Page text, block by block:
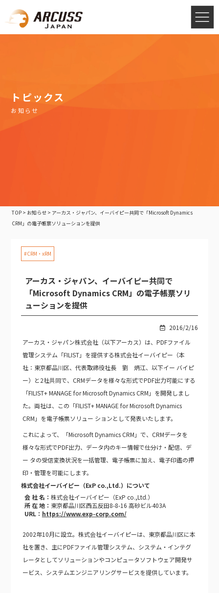
トピックス
お知らせ
TOP > お知らせ > アーカス・ジャパン、イーバイピー共同で「Microsoft Dynamics
CRM」の電子帳票ソリューションを提供
#CRM・xRM
アーカス・ジャパン、イーバイピー共同で
「Microsoft Dynamics CRM」の電子帳票ソリ
ューションを提供
2016/2/16
アーカス・ジャパン株式会社（以下アーカス）は、PDFファイル
管理システム「FILIST」を提供する株式会社イーバイピー（本
社：東京都品川区、代表取締役社長 劉 炳江、以下イー バイピ
ー）と2社共同で、CRMデータを様々な形式でPDF出力可能にする
「FILIST+ MANAGE for Microsoft Dynamics CRM」を開発しまし
た。両社は、この「FILIST+ MANAGE for Microsoft Dynamics
CRM」を電子帳票ソリュー ションとして発表いたします。
これによって、「Microsoft Dynamics CRM」で、CRMデータを
様々な形式でPDF出力、データ内のキー情報で仕分け・配信、デ
ー タの受信変換状況を一括管理、電子帳票に加え、電子印鑑の押
印・管理を可能にします。
株式会社イーバイピー（ExP co.,Ltd.）について
会 社 名： 株式会社イーバイピー（ExP co.,Ltd.）
所 在 地： 東京都品川区西五反田8-8-16 高砂ビル403A
URL： https://www.exp-corp.com/
2002年10月に設立。株式会社イーバイピーは、東京都品川区に本
社を置き、主にPDFファイル管理システム、システム・インテグ
レータとしてソリューションやコンピュータソフトウェア開発サ
ービス、システムエンジニアリングサービスを提供しています。